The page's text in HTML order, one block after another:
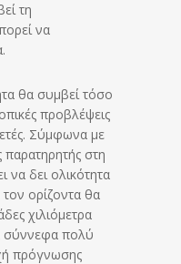
τη
να
θα συμβεί τόσο
προβλέψεις
Σύμφωνα με
παρατηρητής στη
να δει ολικότητα
ορίζοντα θα
χιλιόμετρα
σύννεφα πολύ
πρόγνωσης